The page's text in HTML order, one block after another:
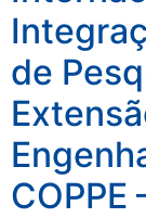
de
COPPE